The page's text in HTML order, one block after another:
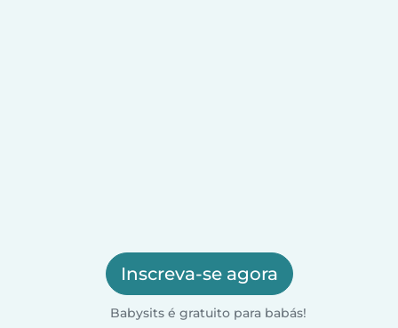
Inscreva-se agora
Babysits é gratuito para babás!